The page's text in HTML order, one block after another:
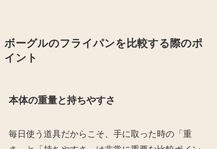
ボーグルのフライパンを比較する際のポ
イント
本体の重量と持ちやすさ
毎日使う道具だからこそ、手に取った時の「重